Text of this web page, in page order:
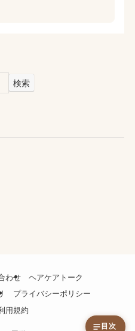
検索
わせ
ヘアケアトーク
プライバシーポリシー
用規約
目次